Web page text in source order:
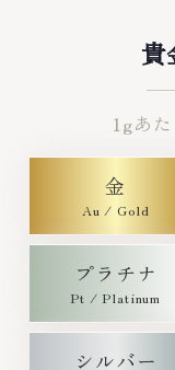
ており、他店ではお値
かったお品物でも、一
959-764営業時間:
貴
1gあ
金
プラチナ
シルバー